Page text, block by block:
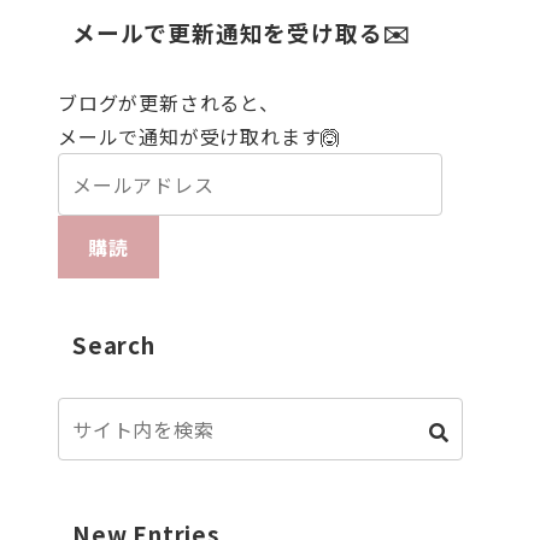
メールで更新通知を受け取る✉️
ブログが更新されると、
メールで通知が受け取れます🙆
購読
Search
New Entries